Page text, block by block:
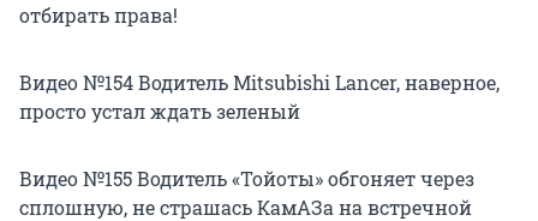
отбирать права!
Видео №154 Водитель Mitsubishi Lancer, наверное,
просто устал ждать зеленый
Видео №155 Водитель «Тойоты» обгоняет через
сплошную, не страшась КамАЗа на встречной